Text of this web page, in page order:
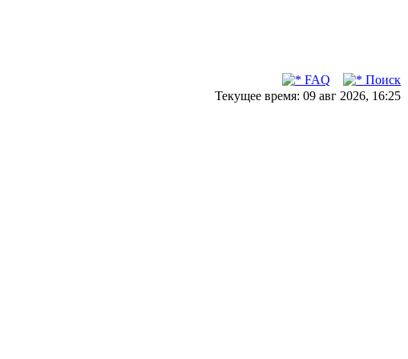
FAQ
Поиск
Текущее время: 09 авг 2026, 16:25